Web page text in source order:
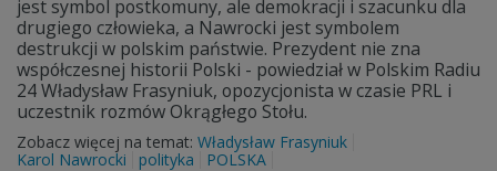
jest symbol postkomuny, ale demokracji i szacunku dla
drugiego człowieka, a Nawrocki jest symbolem
destrukcji w polskim państwie. Prezydent nie zna
współczesnej historii Polski - powiedział w Polskim Radiu
24 Władysław Frasyniuk, opozycjonista w czasie PRL i
uczestnik rozmów Okrągłego Stołu.
Zobacz więcej na temat: Władysław Frasyniuk
Karol Nawrocki
polityka POLSKA